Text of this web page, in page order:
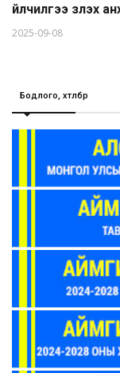
үйлчилгээ
2025-09-08
Бодлого, хөтөлбөр